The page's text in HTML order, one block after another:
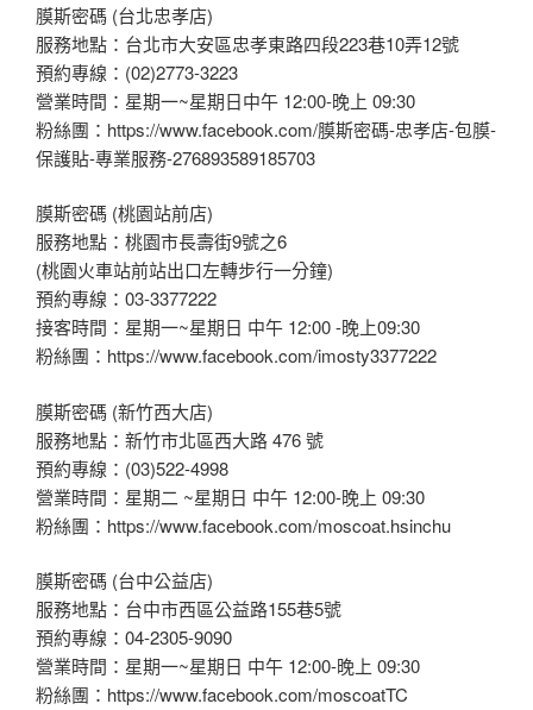
膜斯密碼 (台北忠孝店)
服務地點：台北市大安區忠孝東路四段223巷10弄12號
預約專線：(02)2773-3223
營業時間：星期一~星期日中午 12:00-晚上 09:30
粉絲團：https://www.facebook.com/膜斯密碼-忠孝店-包膜-
保護貼-專業服務-276893589185703
膜斯密碼 (桃園站前店)
服務地點：桃園市長壽街9號之6
(桃園火車站前站出口左轉步行一分鐘)
預約專線：03-3377222
接客時間：星期一~星期日 中午 12:00 -晚上09:30
粉絲團：https://www.facebook.com/imosty3377222
膜斯密碼 (新竹西大店)
服務地點：新竹市北區西大路 476 號
預約專線：(03)522-4998
營業時間：星期二 ~星期日 中午 12:00-晚上 09:30
粉絲團：https://www.facebook.com/moscoat.hsinchu
膜斯密碼 (台中公益店)
服務地點：台中市西區公益路155巷5號
預約專線：04-2305-9090
營業時間：星期一~星期日 中午 12:00-晚上 09:30
粉絲團：https://www.facebook.com/moscoatTC